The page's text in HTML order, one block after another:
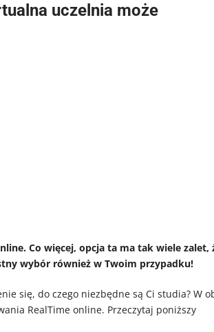
uczelnia może
Co więcej, opcja ta ma tak wiele zalet,
wybór również w Twoim przypadku!
się, do czego niezbędne są Ci studia? W
RealTime online. Przeczytaj poniższy